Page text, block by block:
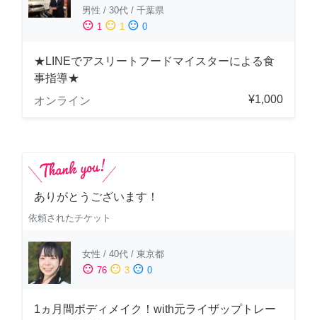
男性 / 30代 / 千葉県
sentiment_satisfied 1 sentiment_neutral 1 sentiment_dissatisfied 0
★LINEでアスリートフードマイスターによる食
事指導★
オンライン
¥1,000
ありがとうございます！
依頼されたチケット
女性 / 40代 / 東京都
sentiment_satisfied 76 sentiment_neutral 3 sentiment_dissatisfied 0
1ヵ月間ボディメイク！with元ライザップトレー